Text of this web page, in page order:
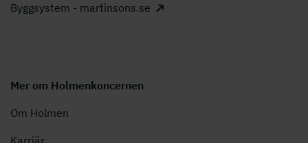
Byggsystem - martinsons.se
Mer om Holmenkoncernen
Om Holmen